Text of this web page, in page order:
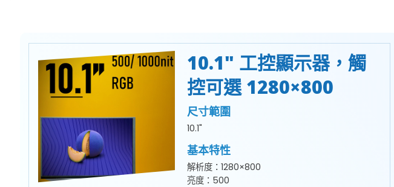
10.1" 工控顯示器，觸
控可選 1280×800
尺寸範圍
10.1"
基本特性
解析度：1280×800
亮度：500